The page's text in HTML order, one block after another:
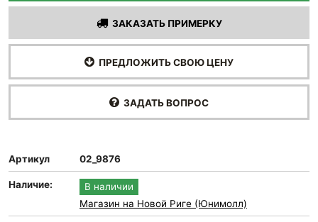
ЗАКАЗАТЬ ПРИМЕРКУ
ПРЕДЛОЖИТЬ СВОЮ ЦЕНУ
ЗАДАТЬ ВОПРОС
Артикул 02_9876
Наличие:
В наличии
Магазин на Новой Риге (Юнимолл)